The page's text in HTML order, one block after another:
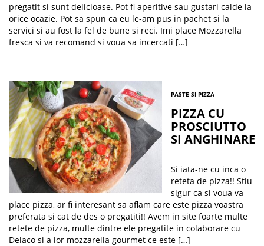
pregatit si sunt delicioase. Pot fi aperitive sau gustari calde la
orice ocazie. Pot sa spun ca eu le-am pus in pachet si la
servici si au fost la fel de bune si reci. Imi place Mozzarella
fresca si va recomand si voua sa incercati […]
PASTE SI PIZZA
PIZZA CU
PROSCIUTTO
SI ANGHINARE
Si iata-ne cu inca o
reteta de pizza!! Stiu
sigur ca si voua va
place pizza, ar fi interesant sa aflam care este pizza voastra
preferata si cat de des o pregatiti!! Avem in site foarte multe
retete de pizza, multe dintre ele pregatite in colaborare cu
Delaco si a lor mozzarella gourmet ce este […]